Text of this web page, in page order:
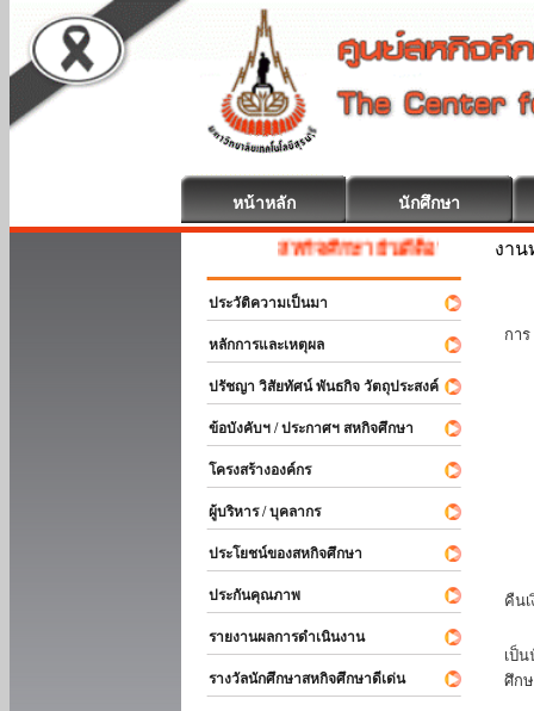
หน้าหลัก นักศึกษา
สหกิจศึกษา ยินดีต้อนรับ
ประวัติความเป็นมา
หลักการและเหตุผล
ปรัชญา วิสัยทัศน์ พันธกิจ วัตถุประสงค์
ข้อบังคับฯ / ประกาศฯ สหกิจศึกษา
โครงสร้างองค์กร
ผู้บริหาร / บุคลากร
ประโยชน์ของสหกิจศึกษา
ประกันคุณภาพ
รายงานผลการดำเนินงาน
รางวัลนักศึกษาสหกิจศึกษาดีเด่น
งา
กา
คืน
เป็
ศึก